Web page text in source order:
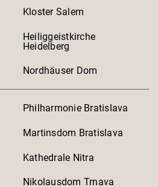
Kloster Salem
Heiliggeistkirche
Heidelberg
Nordhäuser Dom
Philharmonie Bratislava
Martinsdom Bratislava
Kathedrale Nitra
Nikolausdom Trnava